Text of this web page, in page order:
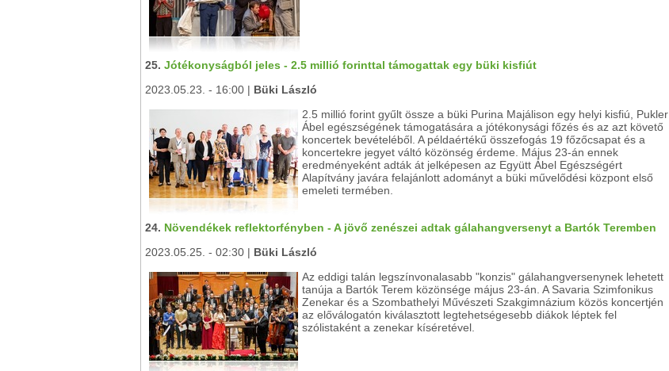
25. Jótékonyságból jeles - 2.5 millió forinttal támogattak egy büki kisfiút
2023.05.23. - 16:00 | Büki László
2.5 millió forint gyűlt össze a büki Purina Majálison egy helyi kisfiú, Pukler
Ábel egészségének támogatására a jótékonysági főzés és az azt követő
koncertek bevételéből. A példaértékű összefogás 19 főzőcsapat és a
koncertekre jegyet váltó közönség érdeme. Május 23-án ennek
eredményeként adták át jelképesen az Együtt Ábel Egészségért
Alapítvány javára felajánlott adományt a büki művelődési központ első
emeleti termében.
24. Növendékek reflektorfényben - A jövő zenészei adtak gálahangversenyt a Bartók Teremben
2023.05.25. - 02:30 | Büki László
Az eddigi talán legszínvonalasabb "konzis" gálahangversenynek lehetett
tanúja a Bartók Terem közönsége május 23-án. A Savaria Szimfonikus
Zenekar és a Szombathelyi Művészeti Szakgimnázium közös koncertjén
az előválogatón kiválasztott legtehetségesebb diákok léptek fel
szólistaként a zenekar kíséretével.